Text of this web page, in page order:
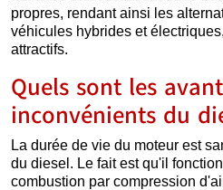
propres, rendant ainsi les
véhicules hybrides et
attractifs.
Quels sont les
inconvénients du
La durée de vie du moteur est
du diesel. Le fait est qu'il
combustion par compression